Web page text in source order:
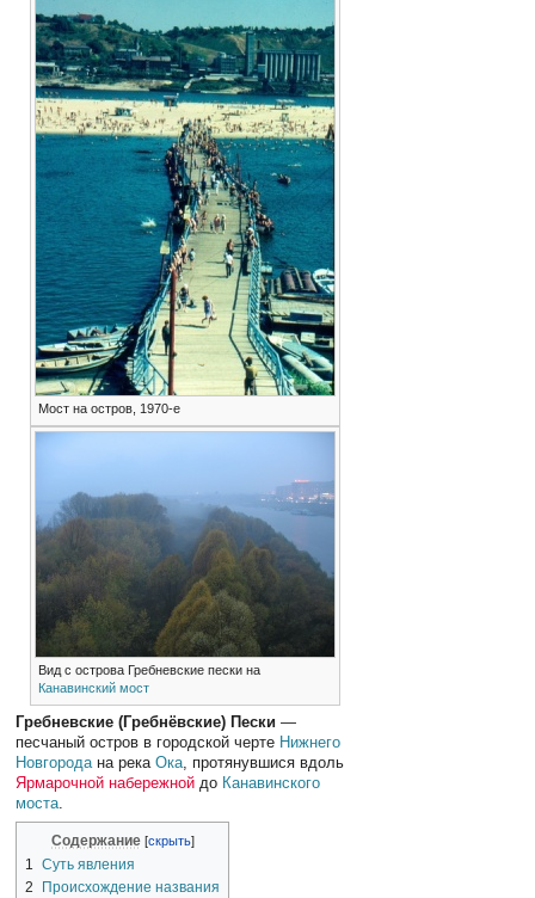
Мост на остров, 1970-е
Вид с острова Гребневские пески на
Канавинский мост
Гребневские (Гребнёвские) Пески —
песчаный остров в городской черте Нижнего
Новгородана рекаОка, протянувшися вдоль
Ярмарочной набережной до Канавинского
моста.
Содержание
1
Суть явления
2
Происхождение названия